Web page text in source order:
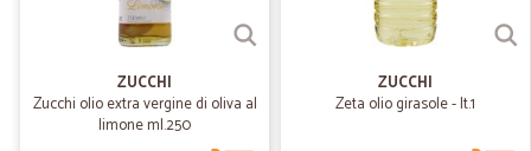
ZUCCHI
Zucchi olio extra vergine di oliva al
limone ml.250
ZUCCHI
Zeta olio girasole - lt.1